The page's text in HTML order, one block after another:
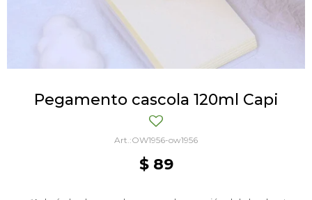
Pegamento cascola 120ml Capi
OW1956-ow1956
$ 89